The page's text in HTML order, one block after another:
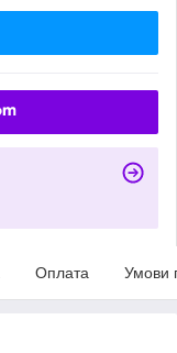
Оплата Умови